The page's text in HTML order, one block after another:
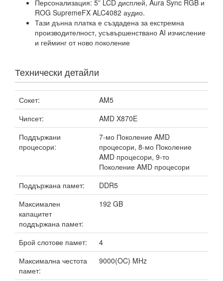
Персонализация: 5” LCD дисплей, Aura Sync RGB и
ROG SupremeFX ALC4082 аудио.
Тази дънна платка е създадена за екстремна
производителност, усъвършенствано AI изчисление
и гейминг от ново поколение
Технически детайли
Сокет:
AM5
Чипсет:
AMD X870E
Поддържани
процесори:
7-мо Поколение AMD
процесори, 8-мо Поколение
AMD процесори, 9-то
Поколение AMD процесори
Поддържана памет:
DDR5
Максимален
капацитет
поддържана памет:
192 GB
Брой слотове памет:
4
Максимална честота
памет:
9000(OC) MHz